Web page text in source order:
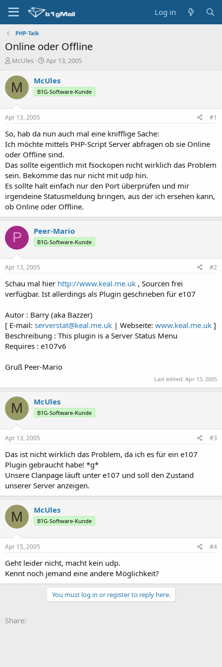
Log in
PHP-Talk
Online oder Offline
T
r
e
a
t
a
r
t
e
r
McUles
S
a
r
t
e
Apr 13, 2005
M McUles
B1G-Software-Kunde
Apr 13, 2005 #1
So, hab da nun auch mal eine knifflige Sache:
Ich möchte mittels PHP-Script Server abfragen ob sie Online
oder Offline sind.
Das sollte eigentlich mit fsockopen nicht wirklich das Problem
sein. Bekomme das nur nicht mit udp hin.
Es sollte halt einfach nur den Port überprüfen und mir
irgendeine Statusmeldung bringen, aus der ich ersehen kann,
ob Online oder Offline.
P Peer-Mario
B1G-Software-Kunde
Apr 13, 2005 #2
Schau mal hier http://www.keal.me.uk , Sourcen frei
verfügbar. Ist allerdings als Plugin geschrieben für e107
Autor : Barry (aka Bazzer)
[ E-mail: serverstat@keal.me.uk | Webseite: www.keal.me.uk ]
Beschreibung : This plugin is a Server Status Menu
Requires : e107v6
Gruß Peer-Mario
Last edited: Apr 13, 2005
M McUles
B1G-Software-Kunde
Apr 13, 2005 #3
Das ist nicht wirklich das Problem, da ich es für ein e107
Plugin gebraucht habe! *g*
Unsere Clanpage läuft unter e107 und soll den Zustand
unserer Server anzeigen.
M McUles
B1G-Software-Kunde
Apr 15, 2005 #4
Geht leider nicht, macht kein udp.
Kennt noch jemand eine andere Möglichkeit?
You must log in or register to reply here.
Share: